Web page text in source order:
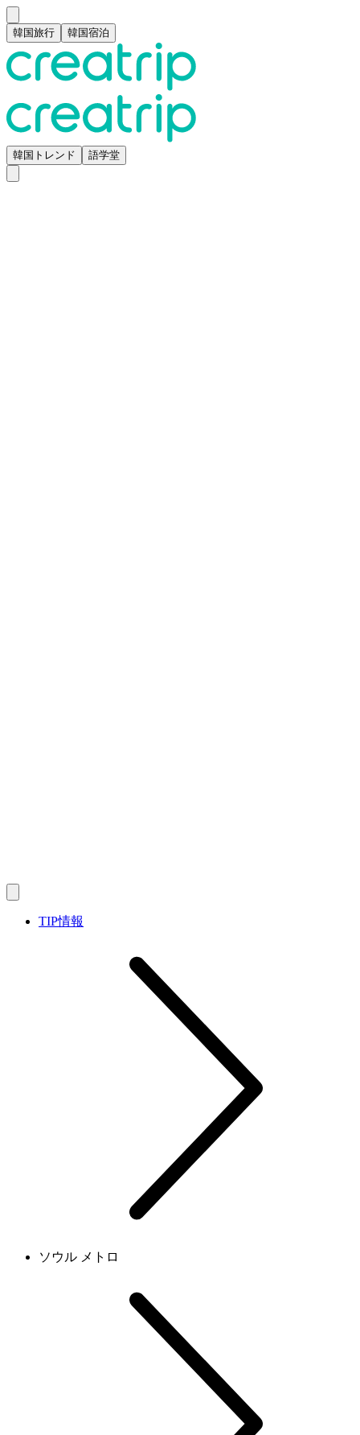
韓国旅行 韓国宿泊
韓国トレンド 語学堂
TIP情報
ソウル メトロ